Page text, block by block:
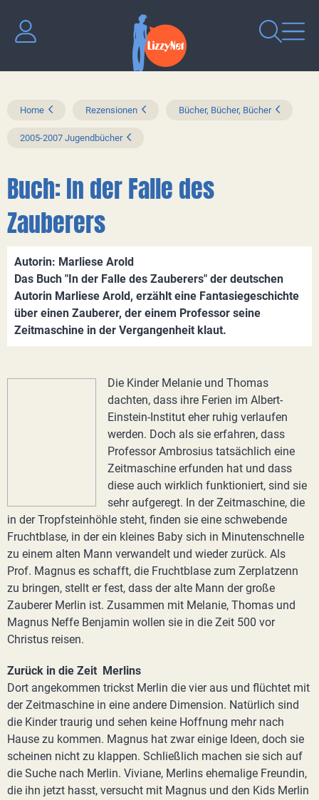
Home Rezensionen Bücher, Bücher, Bücher
2005-2007 Jugendbücher
Buch: In der Falle des
Zauberers
Autorin: Marliese Arold
Das Buch "In der Falle des Zauberers" der deutschen
Autorin Marliese Arold, erzählt eine Fantasiegeschichte
über einen Zauberer, der einem Professor seine
Zeitmaschine in der Vergangenheit klaut.
Die Kinder Melanie und Thomas
dachten, dass ihre Ferien im Albert-
Einstein-Institut eher ruhig verlaufen
werden. Doch als sie erfahren, dass
Professor Ambrosius tatsächlich eine
Zeitmaschine erfunden hat und dass
diese auch wirklich funktioniert, sind sie
sehr aufgeregt. In der Zeitmaschine, die
in der Tropfsteinhöhle steht, finden sie eine schwebende
Fruchtblase, in der ein kleines Baby sich in Minutenschnelle
zu einem alten Mann verwandelt und wieder zurück. Als
Prof. Magnus es schafft, die Fruchtblase zum Zerplatzenn
zu bringen, stellt er fest, dass der alte Mann der große
Zauberer Merlin ist. Zusammen mit Melanie, Thomas und
Magnus Neffe Benjamin wollen sie in die Zeit 500 vor
Christus reisen.
Zurück in die Zeit Merlins
Dort angekommen trickst Merlin die vier aus und flüchtet mit
der Zeitmaschine in eine andere Dimension. Natürlich sind
die Kinder traurig und sehen keine Hoffnung mehr nach
Hause zu kommen. Magnus hat zwar einige Ideen, doch sie
scheinen nicht zu klappen. Schließlich machen sie sich auf
die Suche nach Merlin. Viviane, Merlins ehemalige Freundin,
die ihn jetzt hasst, versucht mit Magnus und den Kids Merlin